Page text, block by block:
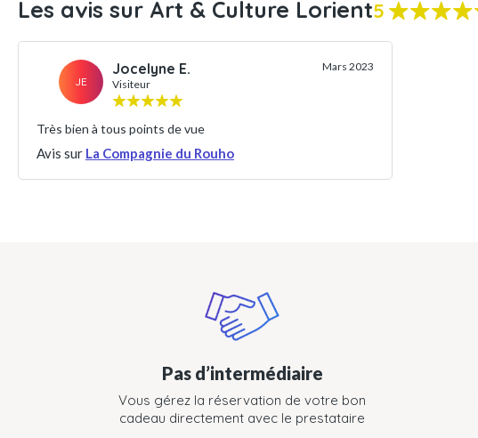
Les avis sur Art & Culture Lorient5
JE
Jocelyne E.
Visiteur
Mars 2023
Très bien à tous points de vue
Avis sur La Compagnie du Rouho
Pas d’intermédiaire
Vous gérez la réservation de votre bon
cadeau directement avec le prestataire